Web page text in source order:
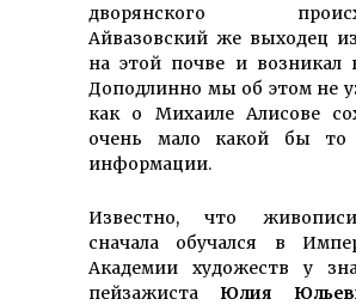
дворянского
Айвазовский же выходец
на этой почве и возникал
Доподлинно мы об этом не
как о Михаиле Алисове
очень мало какой бы
информации.
Известно, что
сначала обучался в
Академии художеств у
пейзажиста Юлия